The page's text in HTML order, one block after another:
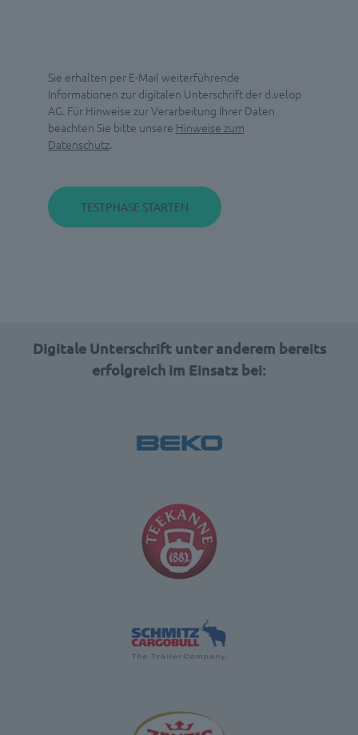
Sie erhalten per E-Mail weiterführende
Informationen zur digitalen Unterschrift der d.velop
AG. Für Hinweise zur Verarbeitung Ihrer Daten
beachten Sie bitte unsere Hinweise zum
Datenschutz.
Digitale Unterschrift unter anderem bereits
erfolgreich im Einsatz bei: